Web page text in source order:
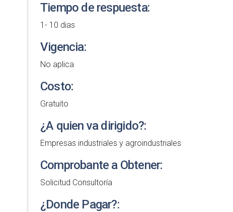
Tiempo de respuesta:
1- 10 dias
Vigencia:
No aplica
Costo:
Gratuito
¿A quien va dirigido?:
Empresas industriales y agroindustriales
Comprobante a Obtener:
Solicitud Consultoría
¿Donde Pagar?: